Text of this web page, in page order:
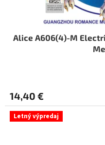
Alice A606(4)-M
14,40 €
Letný výpredaj